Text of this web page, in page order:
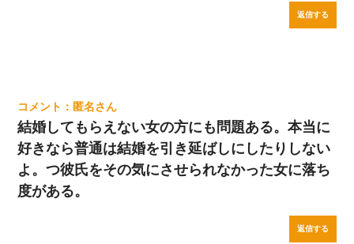
返信する
匿名
結婚してもらえない女の方にも問題ある。本当に
好きなら普通は結婚を引き延ばしにしたりしない
よ。つ彼氏をその気にさせられなかった女に落ち
度がある。
返信する